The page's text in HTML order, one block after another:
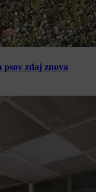
zdaj znova